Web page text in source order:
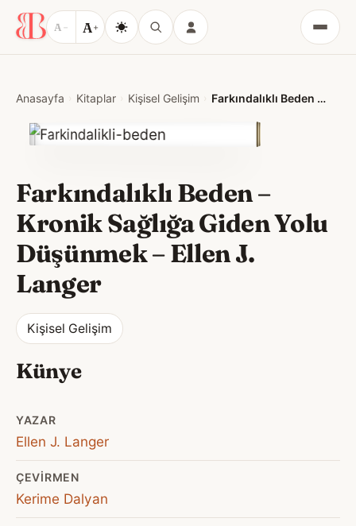
A − A+
Menü
Anasayfa Kitaplar Kişisel Gelişim Farkındalıklı Beden – Kronik Sağlığa Giden Yolu Düşünmek
Farkındalıklı Beden –
Kronik Sağlığa Giden Yolu
Düşünmek–Ellen J.
Langer
Kişisel Gelişim
Künye
YAZAR
Ellen J. Langer
ÇEVIRMEN
Kerime Dalyan